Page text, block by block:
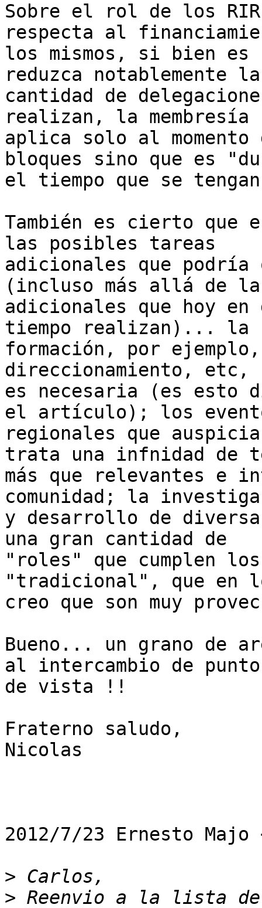
Sobre el rol de los
respecta al
los mismos, si bien es
reduzca notablemente la
cantidad de
realizan, la membresía
aplica solo al
bloques sino que es
el tiempo que se
También es cierto que
las posibles tareas
adicionales que podría
(incluso más allá de
adicionales que hoy en
tiempo realizan)... la
formación, por
direccionamiento, etc,
es necesaria (es esto
el artículo); los
regionales que
trata una infnidad de
más que relevantes e
comunidad; la
y desarrollo de
una gran cantidad de
"roles" que cumplen
"tradicional", que en
creo que son muy
Bueno... un grano de
al intercambio de
de vista !!
Fraterno saludo,
Nicolas
2012/7/23 Ernesto Majo
>
> Reenvio a la lista